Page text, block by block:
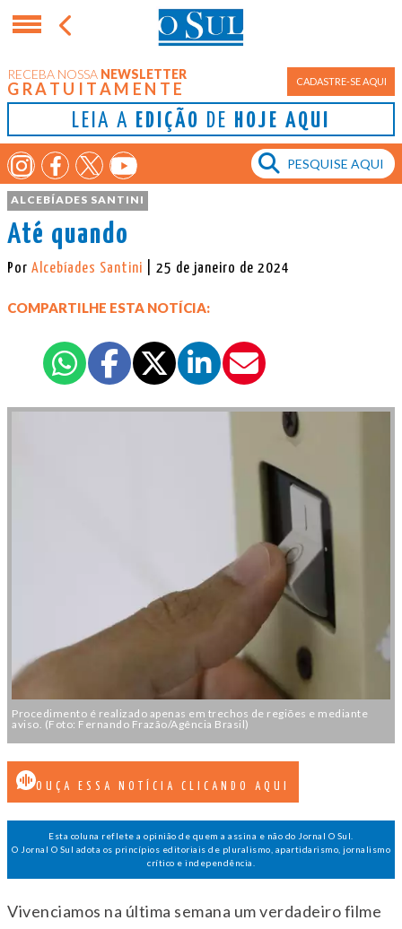
RECEBA NOSSA NEWSLETTER
GRATUITAMENTE CADASTRE-SE AQUI
LEIA A EDIÇÃO DE HOJE AQUI
ALCEBÍADES SANTINI
Até quando
Por Alcebíades Santini | 25 de janeiro de 2024
COMPARTILHE ESTA NOTÍCIA:
Procedimento é realizado apenas em trechos de regiões e mediante
aviso. (Foto: Fernando Frazão/Agência Brasil)
OUÇA ESSA NOTÍCIA CLICANDO AQUI
Esta coluna reflete a opinião de quem a assina e não do Jornal O Sul.
O Jornal O Sul adota os princípios editoriais de pluralismo, apartidarismo, jornalismo
crítico e independência.
Vivenciamos na última semana um verdadeiro filme